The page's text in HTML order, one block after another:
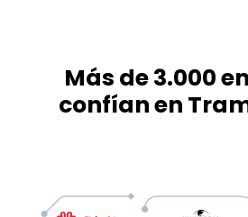
Más de 3.000
confían en